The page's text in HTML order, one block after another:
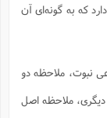
که به گونه‌ای آن
نبوت، ملاحظه دو
ملاحظه اصل